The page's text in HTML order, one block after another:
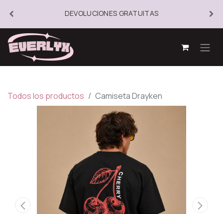
DEVOLUCIONES GRATUITAS
Todos los productos Camiseta Drayken